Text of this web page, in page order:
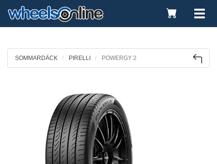
Toggle
Cart
SOMMARDÄCK PIRELLI POWERGY 2